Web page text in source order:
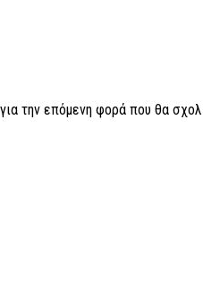
την επόμενη φορά που θα